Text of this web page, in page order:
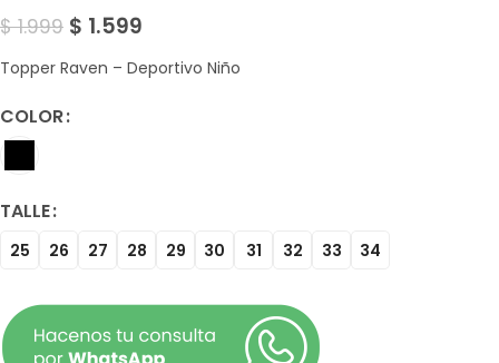
$1.999 $ 1.599
Topper Raven – Deportivo Niño
COLOR
TALLE
25 26 27 28 29 30 31 32 33 34